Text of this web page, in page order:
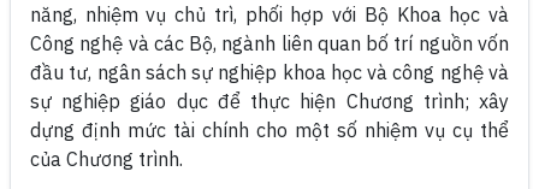
năng, nhiệm vụ chủ trì, phối hợp với Bộ Khoa học và
Công nghệ và các Bộ, ngành liên quan bố trí nguồn vốn
đầu tư, ngân sách sự nghiệp khoa học và công nghệ và
sự nghiệp giáo dục để thực hiện Chương trình; xây
dựng định mức tài chính cho một số nhiệm vụ cụ thể
của Chương trình.